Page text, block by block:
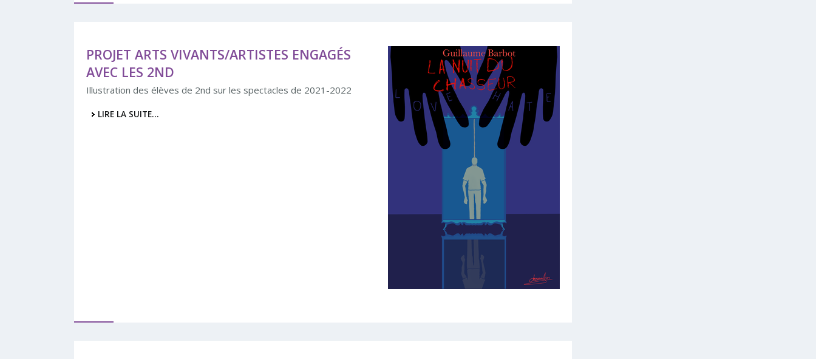
PROJET ARTS VIVANTS/ARTISTES ENGAGÉS
AVEC LES 2ND
Illustration des élèves de 2nd sur les spectacles de 2021-2022
LIRE LA SUITE…